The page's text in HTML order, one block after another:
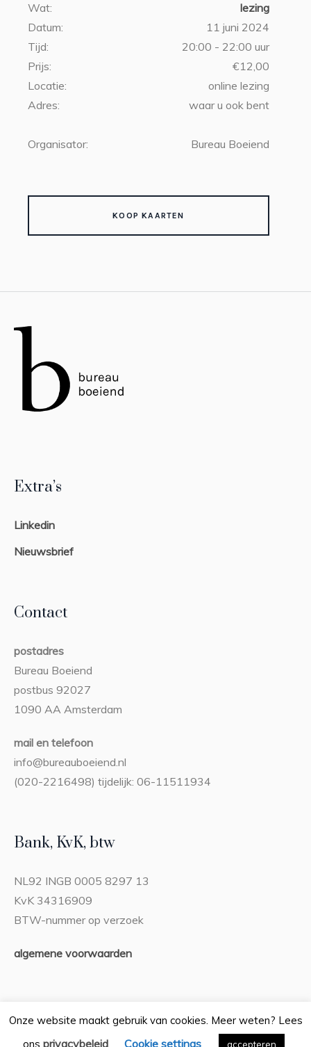
Wat:
lezing
Datum:
11 juni 2024
Tijd:
20:00 - 22:00 uur
Prijs:
€12,00
Locatie:
online lezing
Adres:
waar u ook bent
Organisator: Bureau Boeiend
KOOP KAARTEN
Extra’s
Linkedin
Nieuwsbrief
Contact
postadres
Bureau Boeiend
postbus 92027
1090 AA Amsterdam
mail en telefoon
info@bureauboeiend.nl
(020-2216498) tijdelijk: 06-11511934
Bank, KvK, btw
NL92 INGB 0005 8297 13
KvK 34316909
BTW-nummer op verzoek
algemene voorwaarden
Onze website maakt gebruik van cookies. Meer weten? Lees
ons privacybeleid Cookie settings accepteren